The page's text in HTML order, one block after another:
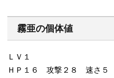
霧亜の個体値
ＬＶ１
ＨＰ１６ 攻撃２８ 速さ５